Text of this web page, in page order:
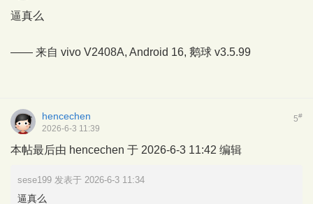
逼真么
—— 来自 vivo V2408A, Android 16, 鹅球 v3.5.99
5#
hencechen
2026-6-3 11:39
本帖最后由 hencechen 于 2026-6-3 11:42 编辑
sese199 发表于 2026-6-3 11:34
逼真么